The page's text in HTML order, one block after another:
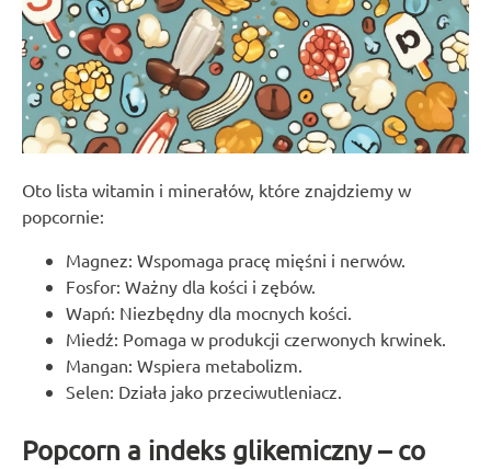
Oto lista witamin i minerałów, które znajdziemy w
popcornie:
Magnez: Wspomaga pracę mięśni i nerwów.
Fosfor: Ważny dla kości i zębów.
Wapń: Niezbędny dla mocnych kości.
Miedź: Pomaga w produkcji czerwonych krwinek.
Mangan: Wspiera metabolizm.
Selen: Działa jako przeciwutleniacz.
Popcorn a indeks glikemiczny – co